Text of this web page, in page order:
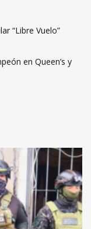
“Libre Vuelo”
en Queen’s y